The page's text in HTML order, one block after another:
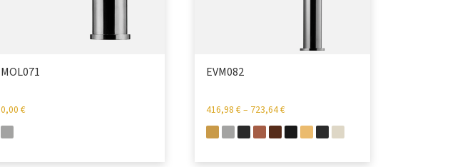
MOL071
0,00 €
EVM082
416,98€– 723,64€